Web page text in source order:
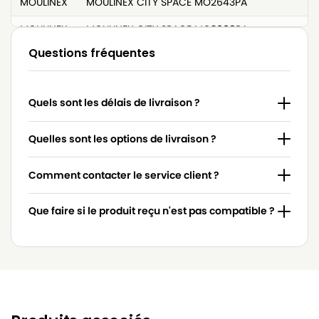
MOULINEX
MOULINEX CITY SPACE MO2669PA
MOULINEX
MOULINEX CITY SPACE SMART ET COMPACT
MOULINEX
MOULINEX COMPACTEO 1800W
MOULINEX
MOULINEX COMPACTEO 1900W
MOULINEX
MOULINEX COMPACTEO ERGO 2000W
MOULINEX
MOULINEX COMPACTEO MT0005 01
MOULINEX
MOULINEX COMPACTEO MT000501 01
Questions fréquentes
Quels sont les délais de livraison ?
Quelles sont les options de livraison ?
Comment contacter le service client ?
Que faire si le produit reçu n'est pas compatible ?